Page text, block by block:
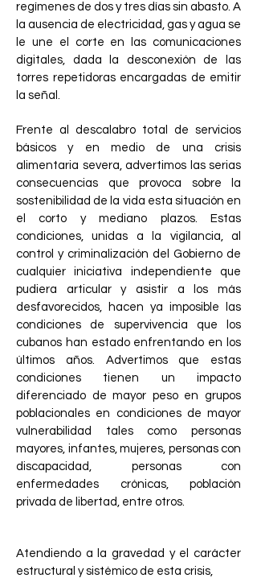
regímenes de dos y tres días sin abasto. A
la ausencia de electricidad, gas y agua se
le une el corte en las comunicaciones
digitales, dada la desconexión de las
torres repetidoras encargadas de emitir
la señal.
Frente al descalabro total de servicios
básicos y en medio de una crisis
alimentaria severa, advertimos las serias
consecuencias que provoca sobre la
sostenibilidad de la vida esta situación en
el corto y mediano plazos. Estas
condiciones, unidas a la vigilancia, al
control y criminalización del Gobierno de
cualquier iniciativa independiente que
pudiera articular y asistir a los más
desfavorecidos, hacen ya imposible las
condiciones de supervivencia que los
cubanos han estado enfrentando en los
últimos años. Advertimos que estas
condiciones tienen un impacto
diferenciado de mayor peso en grupos
poblacionales en condiciones de mayor
vulnerabilidad tales como personas
mayores, infantes, mujeres, personas con
discapacidad, personas con
enfermedades crónicas, población
privada de libertad, entre otros.
Atendiendo a la gravedad y el carácter
estructural y sistémico de esta crisis,